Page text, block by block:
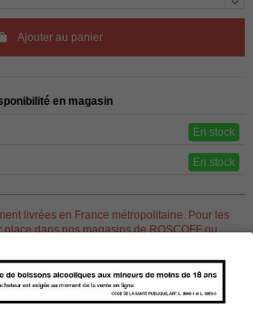
Ajouter au panier
en magasin
En stock
En stock
livrées en France métropolitaine. Pour les
place dans nos magasins de ROSCOFF ou